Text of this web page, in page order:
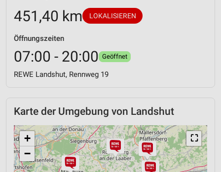
451,40 km LOKALISIEREN
Öffnungszeiten
07:00 - 20:00 Geöffnet
REWE Landshut, Rennweg 19
Karte der Umgebung von Landshut
⛶
+
−